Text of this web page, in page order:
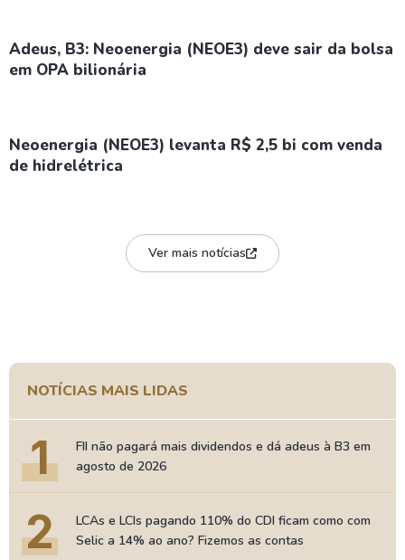
Adeus, B3: Neoenergia (NEOE3) deve sair da bolsa
em OPA bilionária
Neoenergia (NEOE3) levanta R$ 2,5 bi com venda
de hidrelétrica
Ver mais notícias
NOTÍCIAS MAIS LIDAS
1
FII não pagará mais dividendos e dá adeus à B3 em
agosto de 2026
2
LCAs e LCIs pagando 110% do CDI ficam como com
Selic a 14% ao ano? Fizemos as contas